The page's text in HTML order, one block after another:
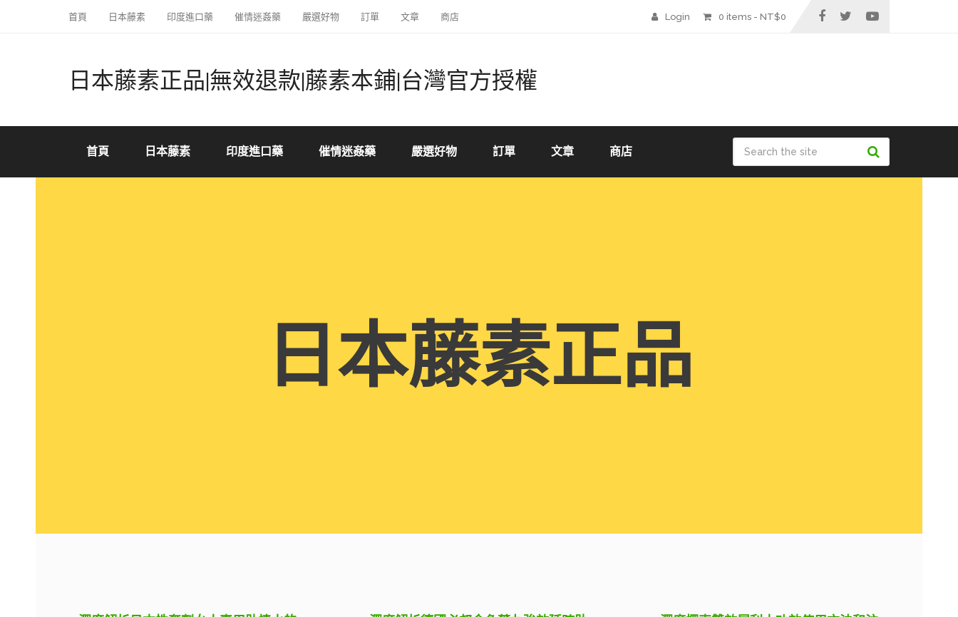
首頁 日本藤素 印度進口藥 催情迷姦藥 嚴選好物 訂單 文章 商店 Login 0 items - NT$0
日本藤素正品|無效退款|藤素本鋪|台灣官方授權
首頁 日本藤素 印度進口藥 催情迷姦藥 嚴選好物 訂單 文章 商店
日本藤素正品